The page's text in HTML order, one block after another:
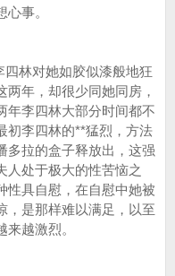
事。
林对她如胶似漆般地狂
年，却很少同她同房，
年李四林大部分时间都不
初李四林的**猛烈，方法
多拉的盒子释放出，这强
人处于极大的性苦恼之
性具自慰，在自慰中她被
，是那样难以满足，以至
越激烈。